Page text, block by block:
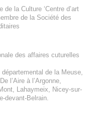
la Culture ‘Centre d’art
de la Société des
des affaires cuturelles
départemental de la Meuse,
l’Aire à l’Argonne,
Lahaymeix
Nicey-sur-
devant-Belrain.